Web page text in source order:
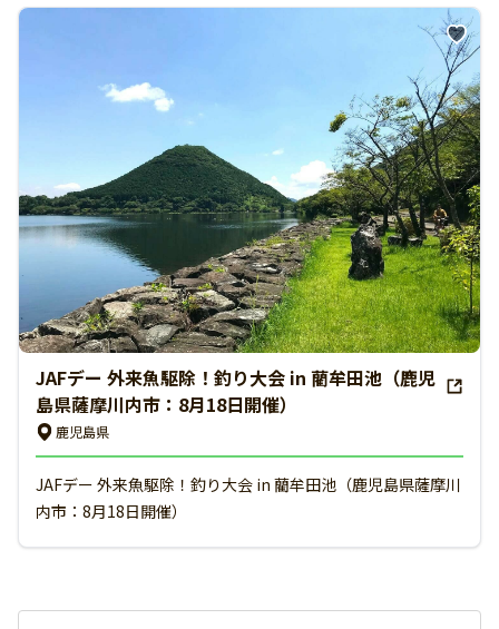
JAFデー 外来魚駆除！釣り大会 in 藺牟田池（鹿児
島県薩摩川内市：8月18日開催）
鹿児島県
JAFデー 外来魚駆除！釣り大会 in 藺牟田池（鹿児島県薩摩川
内市：8月18日開催）